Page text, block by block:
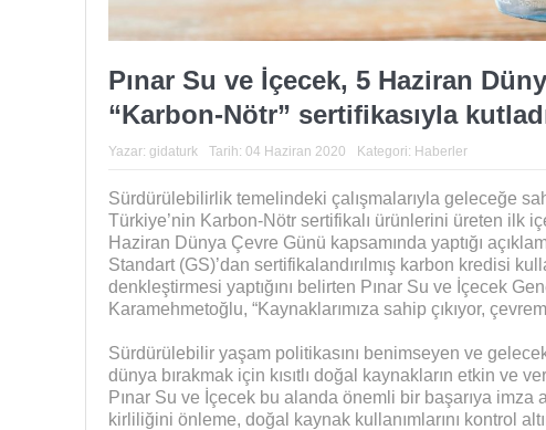
Pınar Su ve İçecek, 5 Haziran
“Karbon-Nötr” sertifikasıyla
Yazar: gidaturk Tarih: 04 Haziran 2020 Kategori: Haberler
Sürdürülebilirlik temelindeki çalışmalarıyla geleceğe
Türkiye’nin Karbon-Nötr sertifikalı ürünlerini üreten ilk
Haziran Dünya Çevre Günü kapsamında yaptığı
Standart (GS)’dan sertifikalandırılmış karbon kredisi
denkleştirmesi yaptığını belirten Pınar Su ve İçecek
Karamehmetoğlu, “Kaynaklarımıza sahip çıkıyor,
Sürdürülebilir yaşam politikasını benimseyen ve
dünya bırakmak için kısıtlı doğal kaynakların etkin ve
Pınar Su ve İçecek bu alanda önemli bir başarıya imza
kirliliğini önleme, doğal kaynak kullanımlarını kontrol